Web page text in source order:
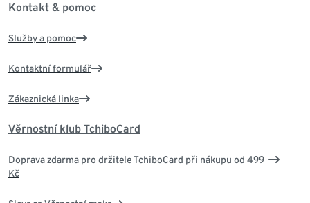
Kontakt & pomoc
Služby a pomoc
Kontaktní formulář
Zákaznická linka
Věrnostní klub TchiboCard
Doprava zdarma pro držitele TchiboCard při nákupu od 499
Kč